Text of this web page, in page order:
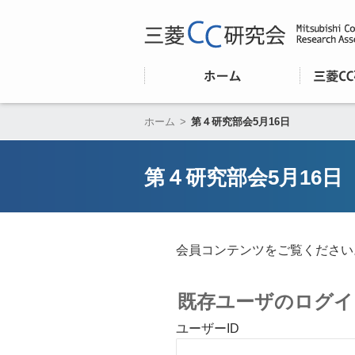
ホーム > 第４研究部会5月16日
第４研究部会5月16日
会員コンテンツをご覧くださ
既存ユーザのログ
ユーザーID